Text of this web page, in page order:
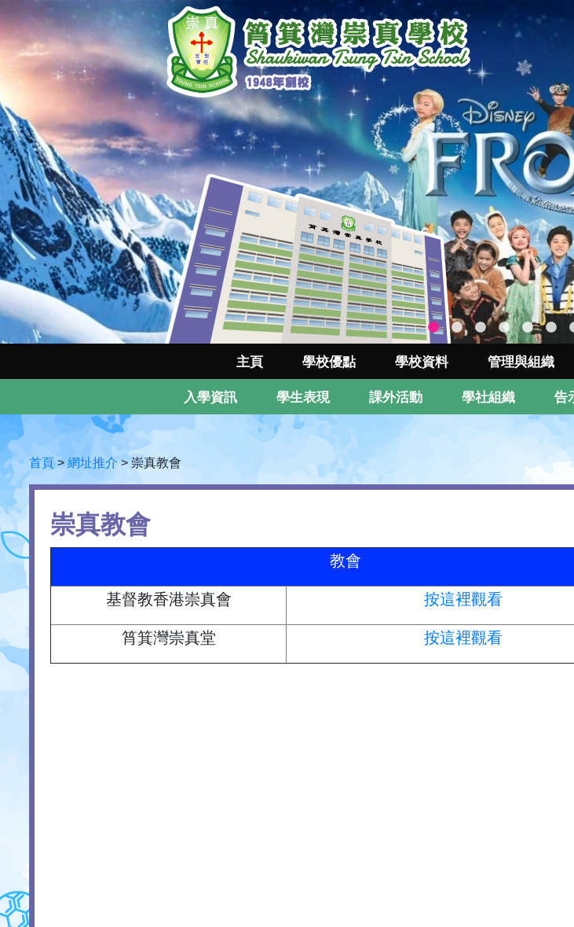
主頁 學校優點 學校資料 管理與組織
入學資訊 學生表現 課外活動 學社組織 告
首頁 >網址推介>崇真教會
崇真教會
教會
基督教香港崇真會 按這裡觀看
筲箕灣崇真堂 按這裡觀看